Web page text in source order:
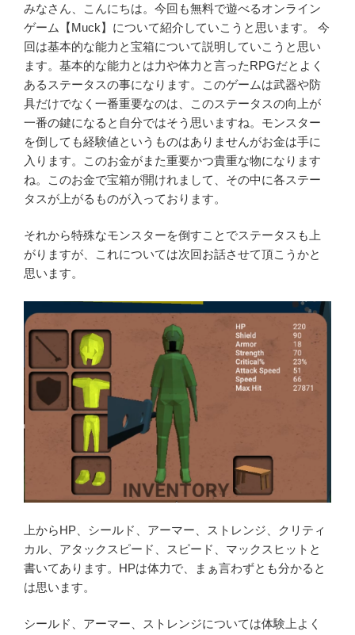
みなさん、こんにちは。今回も無料で遊べるオンライン
ゲーム【Muck】について紹介していこうと思います。 今
回は基本的な能力と宝箱について説明していこうと思い
ます。基本的な能力とは力や体力と言ったRPGだとよく
あるステータスの事になります。このゲームは武器や防
具だけでなく一番重要なのは、このステータスの向上が
一番の鍵になると自分ではそう思いますね。モンスター
を倒しても経験値というものはありませんがお金は手に
入ります。このお金がまた重要かつ貴重な物になります
ね。このお金で宝箱が開けれまして、その中に各ステー
タスが上がるものが入っております。
それから特殊なモンスターを倒すことでステータスも上
がりますが、これについては次回お話させて頂こうかと
思います。
上からHP、シールド、アーマー、ストレンジ、クリティ
カル、アタックスピード、スピード、マックスヒットと
書いてあります。HPは体力で、まぁ言わずとも分かると
は思います。
シールド、アーマー、ストレンジについては体験上よく